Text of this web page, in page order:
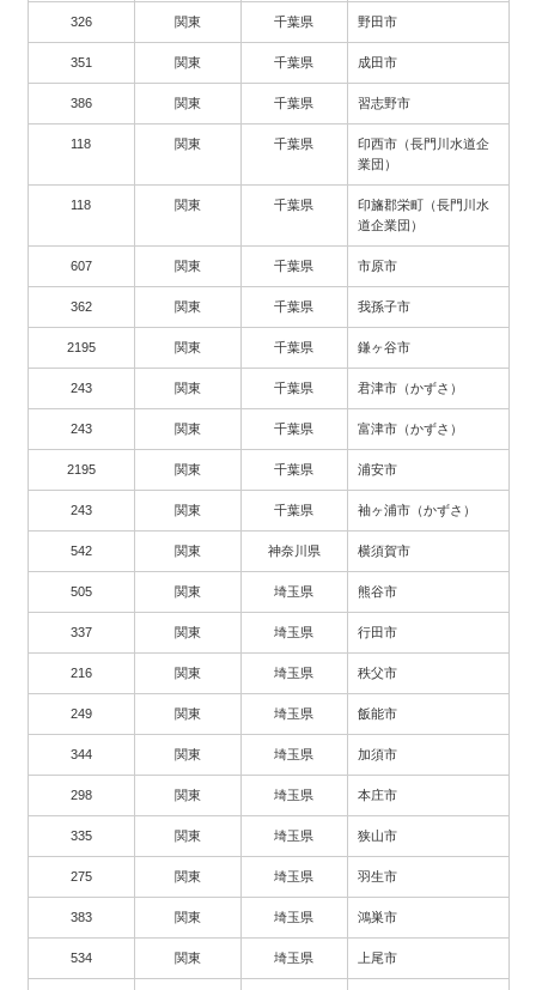
326 関東 千葉県 野田市
351 関東 千葉県 成田市
386 関東 千葉県 習志野市
118 関東 千葉県
印西市（長門川水道企
業団）
118 関東 千葉県
印旛郡栄町（長門川水
道企業団）
607 関東 千葉県 市原市
362 関東 千葉県 我孫子市
2195 関東 千葉県 鎌ヶ谷市
243 関東 千葉県 君津市（かずさ）
243 関東 千葉県 富津市（かずさ）
2195 関東 千葉県 浦安市
243 関東 千葉県 袖ヶ浦市（かずさ）
542 関東 神奈川県 横須賀市
505 関東 埼玉県 熊谷市
337 関東 埼玉県 行田市
216 関東 埼玉県 秩父市
249 関東 埼玉県 飯能市
344 関東 埼玉県 加須市
298 関東 埼玉県 本庄市
335 関東 埼玉県 狭山市
275 関東 埼玉県 羽生市
383 関東 埼玉県 鴻巣市
534 関東 埼玉県 上尾市